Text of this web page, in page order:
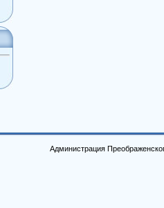
Администрация